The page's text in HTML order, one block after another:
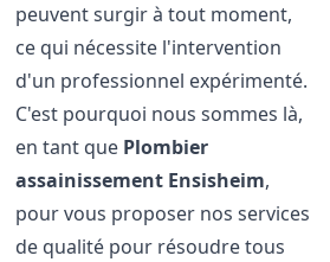
peuvent surgir à tout moment,
ce qui nécessite l'intervention
d'un professionnel expérimenté.
C'est pourquoi nous sommes là,
en tant que Plombier
assainissement Ensisheim,
pour vous proposer nos services
de qualité pour résoudre tous